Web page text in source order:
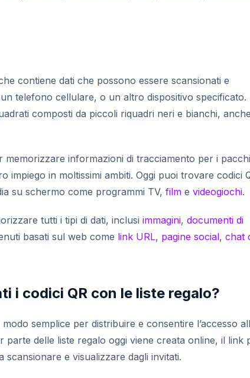
contiene dati che possono essere scansionati e
telefono cellulare, o un altro dispositivo specificato.
composti da piccoli riquadri neri e bianchi,
informazioni di tracciamento per i
impiego in moltissimi ambiti. Oggi puoi trovare codici
su schermo come programmi TV, film e videogiochi.
tutti i tipi di dati, inclusi immagini, documenti di
basati sul web come link URL, pagine social, chat
i codici QR con le liste regalo?
semplice per distribuire e consentire l’accesso
parte delle liste regalo oggi viene creata online, il link
e visualizzare dagli invitati.